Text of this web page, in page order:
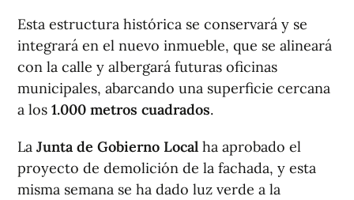
Esta estructura histórica se conservará y se
integrará en el nuevo inmueble, que se alineará
con la calle y albergará futuras oficinas
municipales, abarcando una superficie cercana
a los 1.000 metros cuadrados.
La Junta de Gobierno Local ha aprobado el
proyecto de demolición de la fachada, y esta
misma semana se ha dado luz verde a la